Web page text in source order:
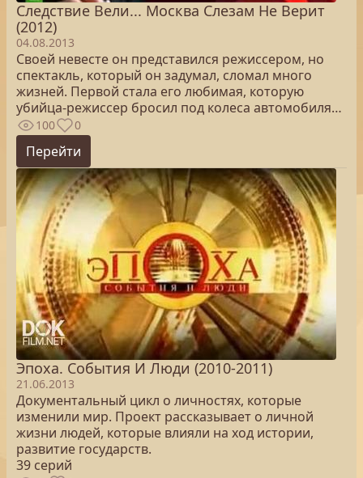
Следствие Вели... Москва Слезам Не Верит
(2012)
04.08.2013
Своей невесте он представился режиссером, но
спектакль, который он задумал, сломал много
жизней. Первой стала его любимая, которую
убийца-режиссер бросил под колеса автомобиля…
100 0
Перейти
Эпоха. Cобытия И Люди (2010-2011)
21.06.2013
Документальный цикл о личностях, которые
изменили мир. Проект рассказывает о личной
жизни людей, которые влияли на ход истории,
развитие государств.
39 серий